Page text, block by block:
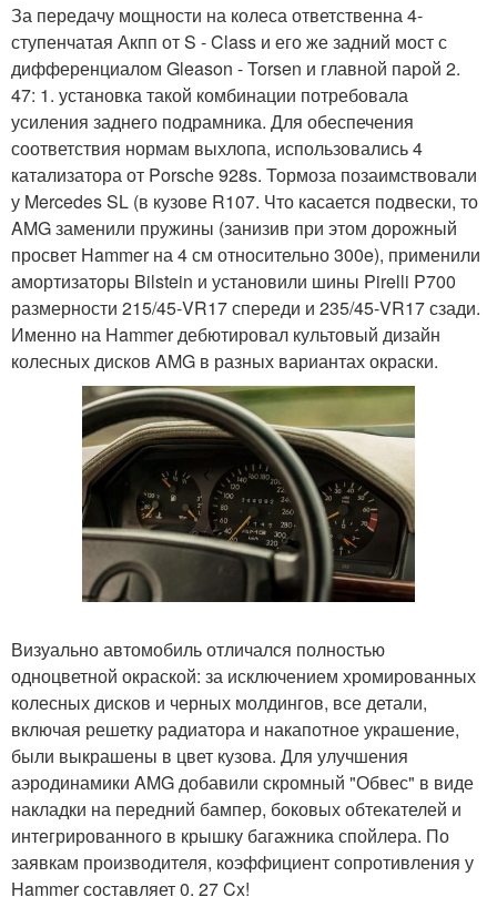
За передачу мощности на колеса ответственна 4-
ступенчатая Акпп от S - Class и его же задний мост с
дифференциалом Gleason - Torsen и главной парой 2.
47: 1. установка такой комбинации потребовала
усиления заднего подрамника. Для обеспечения
соответствия нормам выхлопа, использовались 4
катализатора от Porsche 928s. Тормоза позаимствовали
у Mercedes SL (в кузове R107. Что касается подвески, то
AMG заменили пружины (занизив при этом дорожный
просвет Hammer на 4 см относительно 300e), применили
амортизаторы Bilstein и установили шины Pirelli P700
размерности 215/45-VR17 спереди и 235/45-VR17 сзади.
Именно на Hammer дебютировал культовый дизайн
колесных дисков AMG в разных вариантах окраски.
Визуально автомобиль отличался полностью
одноцветной окраской: за исключением хромированных
колесных дисков и черных молдингов, все детали,
включая решетку радиатора и накапотное украшение,
были выкрашены в цвет кузова. Для улучшения
аэродинамики AMG добавили скромный "Обвес" в виде
накладки на передний бампер, боковых обтекателей и
интегрированного в крышку багажника спойлера. По
заявкам производителя, коэффициент сопротивления у
Hammer составляет 0. 27 Cx!